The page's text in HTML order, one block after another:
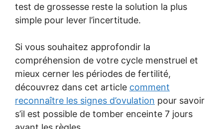
test de grossesse reste la solution la plus
simple pour lever l’incertitude.
Si vous souhaitez approfondir la
compréhension de votre cycle menstruel et
mieux cerner les périodes de fertilité,
découvrez dans cet article comment
reconnaître les signes d’ovulation pour savoir
s’il est possible de tomber enceinte 7 jours